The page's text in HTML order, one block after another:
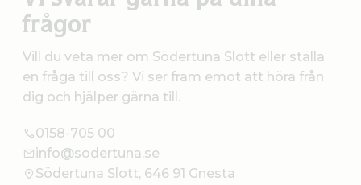
frågor
Vill du veta mer om Södertuna Slott eller ställa
en fråga till oss? Vi ser fram emot att höra från
dig och hjälper gärna till.
0158-705 00
info@sodertuna.se
Södertuna Slott, 646 91 Gnesta